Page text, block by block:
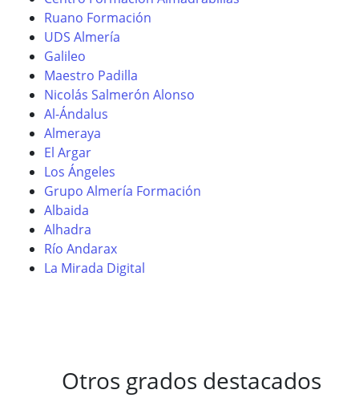
Ruano Formación
UDS Almería
Galileo
Maestro Padilla
Nicolás Salmerón Alonso
Al-Ándalus
Almeraya
El Argar
Los Ángeles
Grupo Almería Formación
Albaida
Alhadra
Río Andarax
La Mirada Digital
Otros grados destacados